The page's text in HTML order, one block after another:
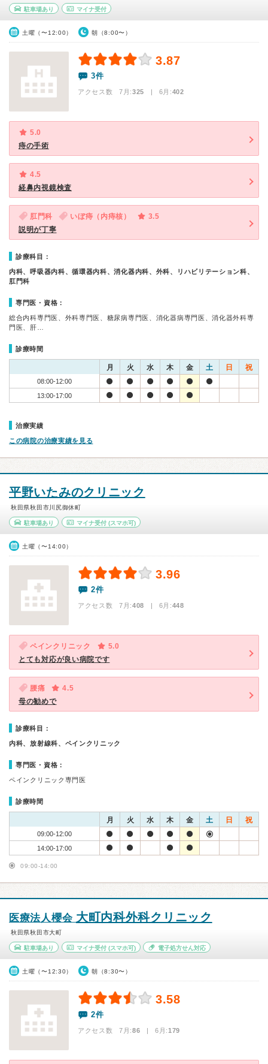
駐車場あり マイナ受付
土曜（〜12:00） 朝（8:00〜）
3.87
3件
アクセス数 7月:325 | 6月:402
5.0
痔の手術
4.5
経鼻内視鏡検査
肛門科 いぼ痔（内痔核）
3.5
説明が丁寧
診療科目：
内科、呼吸器内科、循環器内科、消化器内科、外科、リハビリテーション科、
肛門科
専門医・資格：
総合内科専門医、外科専門医、糖尿病専門医、消化器病専門医、消化器外科専
門医、肝…
診療時間
月 火 水 木 金 土 日 祝
08:00-12:00
13:00-17:00
治療実績
この病院の治療実績を見る
平野いたみのクリニック
秋田県秋田市川尻御休町
駐車場あり マイナ受付(スマホ可)
土曜（〜14:00）
3.96
2件
アクセス数 7月:408 | 6月:448
ペインクリニック
5.0
とても対応が良い病院です
腰痛
4.5
母の勧めで
診療科目：
内科、放射線科、ペインクリニック
専門医・資格：
ペインクリニック専門医
診療時間
月 火 水 木 金 土 日 祝
09:00-12:00
14:00-17:00
09:00-14:00
医療法人櫻会 大町内科外科クリニック
秋田県秋田市大町
駐車場あり マイナ受付(スマホ可) 電子処方せん対応
土曜（〜12:30） 朝（8:30〜）
3.58
2件
アクセス数 7月:86 | 6月:179